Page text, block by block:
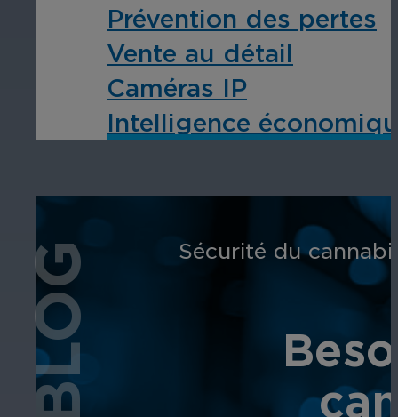
Prévention des pertes
Vente au détail
Caméras IP
Intelligence
BLOG Sécurité du